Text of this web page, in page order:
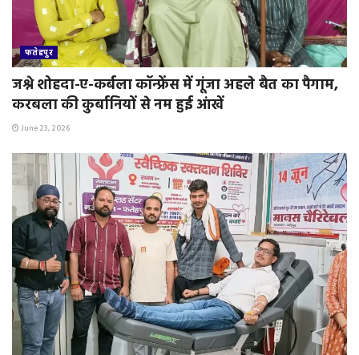
फतेहपुर
जश्ने शोहदा-ए-कर्बला कॉन्फ्रेंस में गूंजा अहले बैत का पैगाम,
करबला की कुर्बानियों से नम हुई आंखें
June 23, 2026